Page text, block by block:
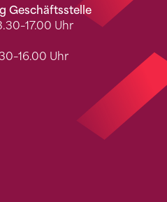
Geschäftsstelle
Uhr
Uhr